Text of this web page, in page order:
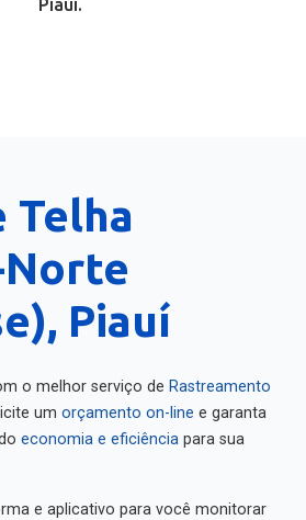
Piauí.
Telha
Piauí
o melhor serviço de Rastreamento
um orçamento on-line e garanta
economia e eficiência para sua
e aplicativo para você monitorar